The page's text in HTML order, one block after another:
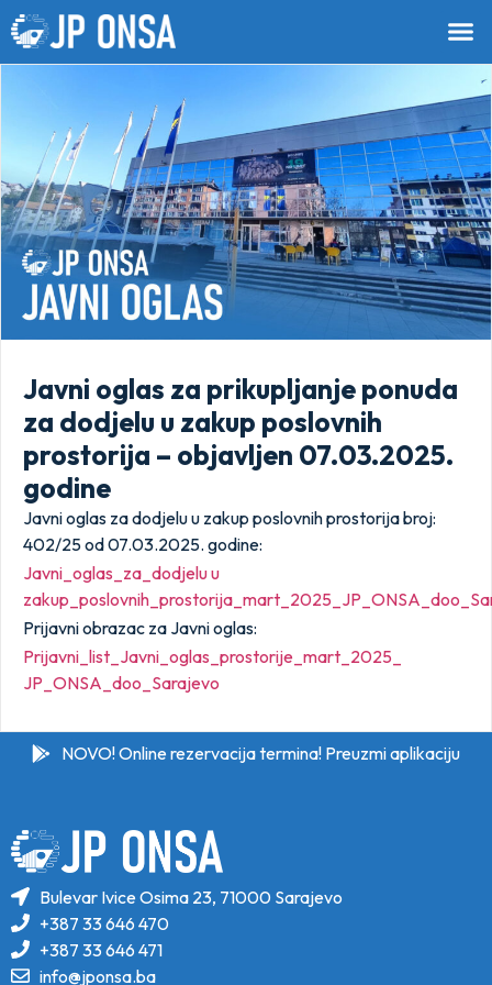
Javni oglas za prikupljanje ponuda
za dodjelu u zakup poslovnih
prostorija – objavljen 07.03.2025.
godine
Javni oglas za dodjelu u zakup poslovnih prostorija broj:
402/25 od 07.03.2025. godine:
Javni_oglas_za_dodjelu u
Prijavni obrazac za Javni oglas:
Prijavni_list_Javni_oglas_prostorije_mart_2025_
JP_ONSA_doo_Sarajevo
NOVO! Online rezervacija termina! Preuzmi aplikaciju
Bulevar Ivice Osima 23, 71000 Sarajevo
+387 33 646 470
+387 33 646 471
info@jponsa.ba